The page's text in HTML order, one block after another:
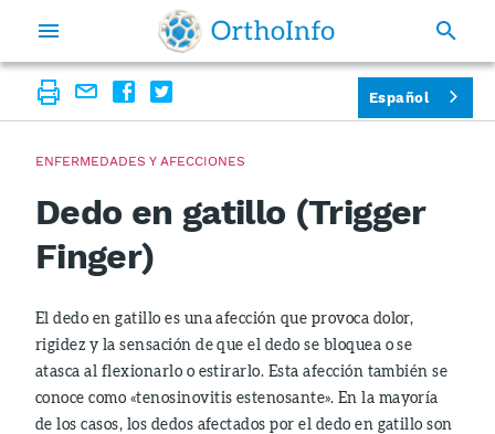
ENFERMEDADES Y AFECCIONES
Dedo en gatillo (Trigger
Finger)
El dedo en gatillo es una afección que provoca dolor,
rigidez y la sensación de que el dedo se bloquea o se
atasca al flexionarlo o estirarlo. Esta afección también se
conoce como «tenosinovitis estenosante». En la mayoría
de los casos, los dedos afectados por el dedo en gatillo son
Español